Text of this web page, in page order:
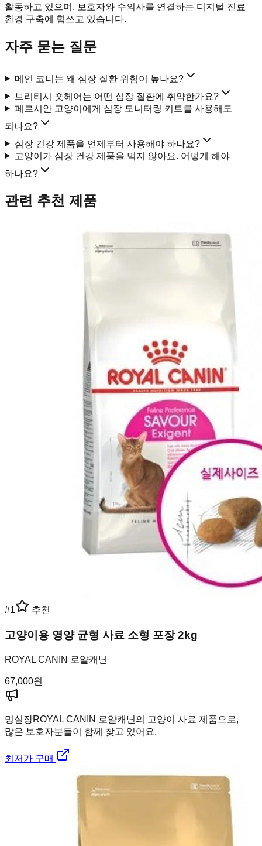
활동하고 있으며, 보호자와 수의사를 연결하는 디지털 진료
환경 구축에 힘쓰고 있습니다.
자주 묻는 질문
메인 코니는 왜 심장 질환 위험이 높나요?
브리티시 숏헤어는 어떤 심장 질환에 취약한가요?
페르시안 고양이에게 심장 모니터링 키트를 사용해도
되나요?
심장 건강 제품을 언제부터 사용해야 하나요?
고양이가 심장 건강 제품을 먹지 않아요. 어떻게 해야
하나요?
관련 추천 제품
#1 추천
고양이용 영양 균형 사료 소형 포장 2kg
ROYAL CANIN 로얄캐닌
67,000원
멍실장ROYAL CANIN 로얄캐닌의 고양이 사료 제품으로,
많은 보호자분들이 함께 찾고 있어요.
최저가 구매